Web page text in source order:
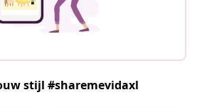
stijl #sharemevidaxl